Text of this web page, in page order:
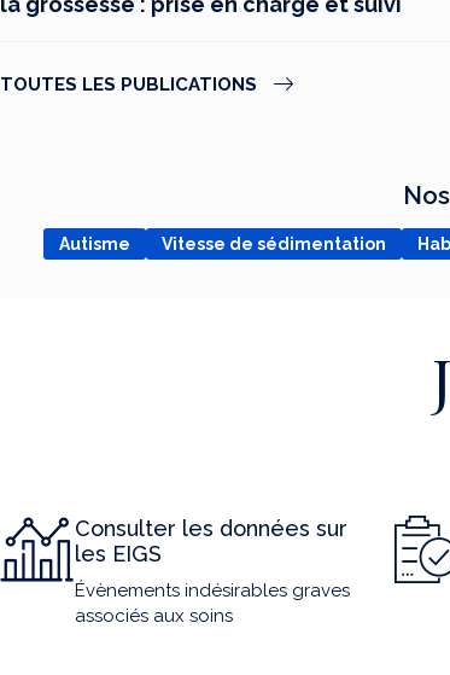
TOUTES LES PUBLICATIONS
Autisme Vitesse de sédimentation
Consulter les données sur
les EIGS
Évènements indésirables graves
associés aux soins